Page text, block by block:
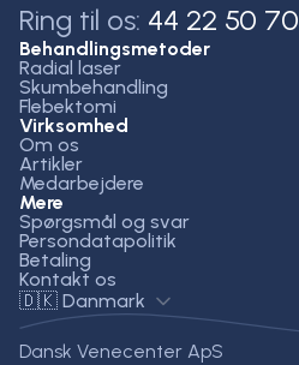
Ring til os: 44 22 50 70
Behandlingsmetoder
Radial laser
Skumbehandling
Flebektomi
Virksomhed
Om os
Artikler
Medarbejdere
Mere
Spørgsmål og svar
Persondatapolitik
Betaling
Kontakt os
🇩🇰 Danmark
Dansk Venecenter ApS